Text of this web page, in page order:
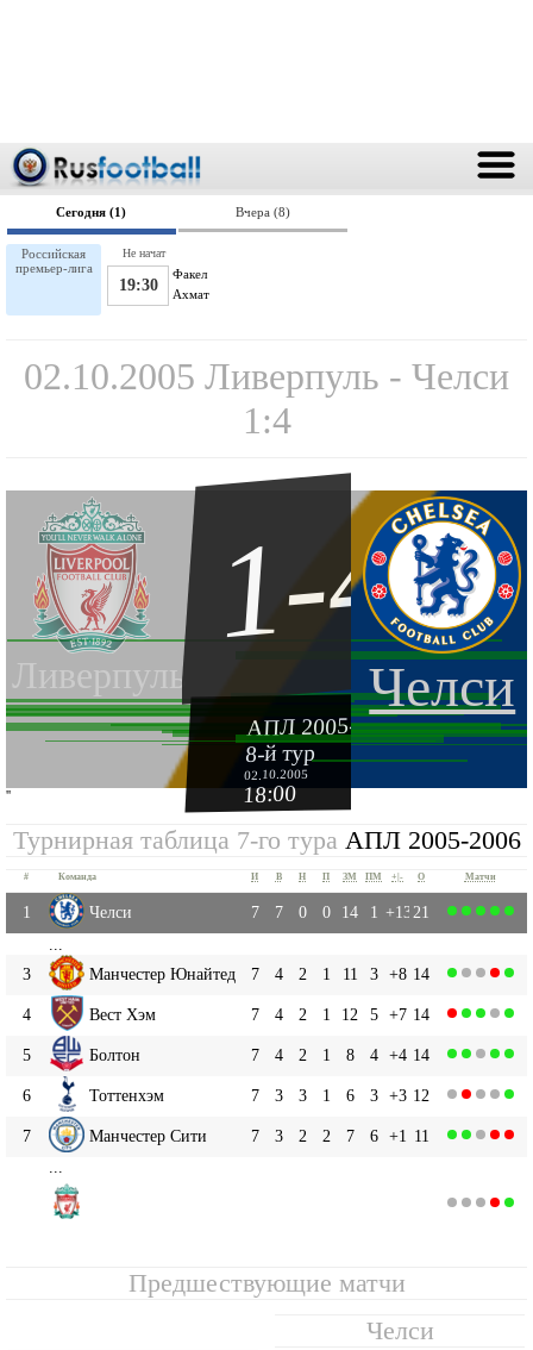
Сегодня (1) Вчера (8)
Российская
премьер-лига
Факел
19:30 Ахмат
Не начат
02.10.2005 Ливерпуль - Челси
1:4
Ливерпуль Челси
1-4
АПЛ 2005-2006
8-й тур
02.10.2005
18:00
''
Турнирная таблица 7-го тура АПЛ 2005-2006
# Команда И В Н П ЗМ ПМ +|- О Матчи
1 Челси 7 7 0 0 14 1 +13 21
3
Манчестер Юнайтед 7 4 2 1 11 3 +8 14
4 Вест Хэм 7 4 2 1 12 5 +7 14
5 Болтон 7 4 2 1 8 4 +4 14
6 Тоттенхэм 7 3 3 1 6 3 +3 12
7 Манчестер Сити 7 3 2 2 7 6 +1 11
Предшествующие матчи
Челси